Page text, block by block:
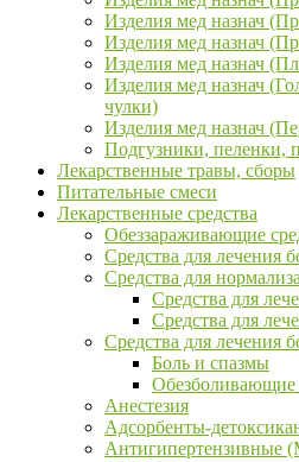
Изделия мед назнач
Изделия мед назнач
Изделия мед назнач
Изделия мед назнач
чулки)
Изделия мед назнач
Подгузники, пеленки,
Лекарственные травы, сборы
Питательные смеси
Лекарственные средства
Обеззараживающие
Средства для лечения
Средства для
Средства для
Средства для
Средства для лечения
Боль и спазмы
Обезболивающие
Анестезия
Адсорбенты-
Антигипертензивные